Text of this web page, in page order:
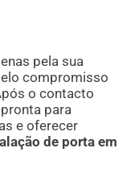
pela sua
compromisso
o contacto
para
e oferecer
de porta em